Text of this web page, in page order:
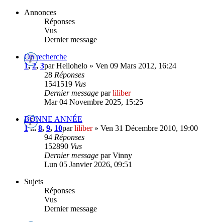
Annonces
Réponses
Vus
Dernier message
On recherche
1,2, 3par Hellohelo » Ven 09 Mars 2012, 16:24
28 Réponses
1541519 Vus
Dernier message parliliber
Mar 04 Novembre 2025, 15:25
BONNE ANNÉE
1...8, 9, 10parliliber» Ven 31 Décembre 2010, 19:00
94 Réponses
152890 Vus
Dernier message par Vinny
Lun 05 Janvier 2026, 09:51
Sujets
Réponses
Vus
Dernier message